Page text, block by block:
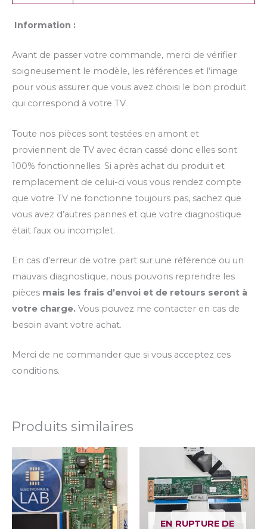
Information :
Avant de passer votre commande, merci de vérifier
soigneusement le modèle, les références et l’image
pour vous assurer que vous avez choisi le bon produit
qui correspond à votre TV.
Toute nos pièces sont testées en amont et
proviennent de TV avec écran cassé donc elles sont
100% fonctionnelles. Si après achat du produit et
remplacement de celui-ci vous vous rendez compte
que votre TV ne fonctionne toujours pas, sachez que
vous avez d’autres pannes et que votre diagnostique
était faux ou incomplet.
En cas d’erreur de votre part sur une référence ou un
mauvais diagnostique, nous pouvons reprendre les
pièces mais les frais d’envoi et de retours seront à
votre charge. Vous pouvez me contacter en cas de
besoin avant votre achat.
Merci de ne commander que si vous acceptez ces
conditions.
Produits similaires
EN RUPTURE DE